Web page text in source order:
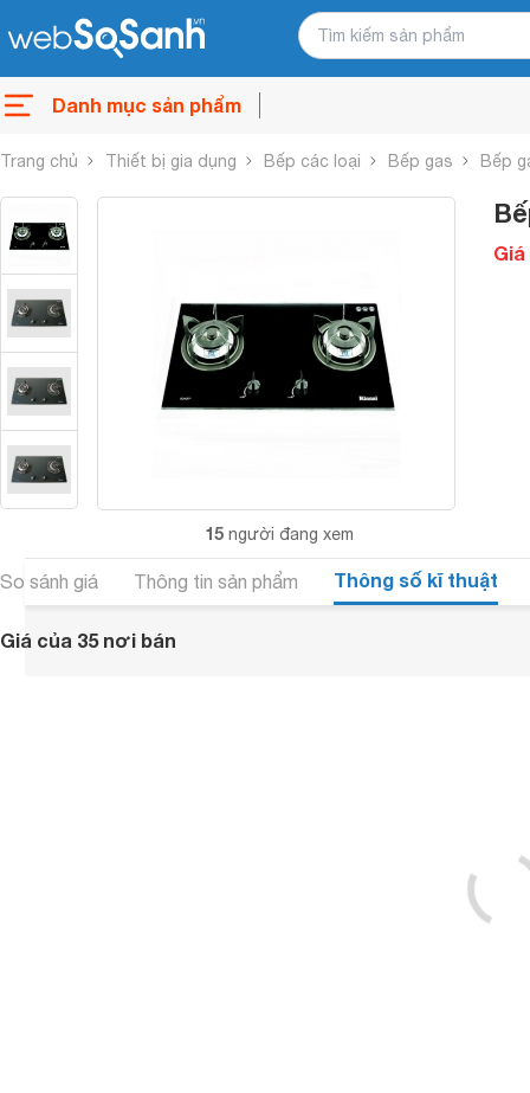
Danh mục sản phẩm
Trang chủ Thiết bị gia dụng Bếp các loại Bếp gas Bếp
15 người đang xem
Giá
So sánh giá Thông tin sản phẩm Thông số kĩ thuật
Giá của 35 nơi bán